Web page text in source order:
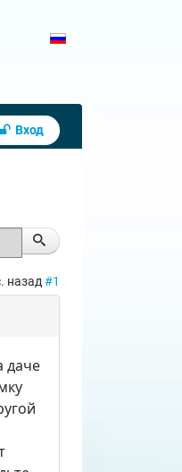
Вход
назад #1
даче